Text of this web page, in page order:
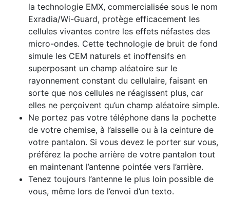
la technologie EMX, commercialisée sous le nom
Exradia/Wi-Guard, protège efficacement les
cellules vivantes contre les effets néfastes des
micro-ondes. Cette technologie de bruit de fond
simule les CEM naturels et inoffensifs en
superposant un champ aléatoire sur le
rayonnement constant du cellulaire, faisant en
sorte que nos cellules ne réagissent plus, car
elles ne perçoivent qu’un champ aléatoire simple.
Ne portez pas votre téléphone dans la pochette
de votre chemise, à l’aisselle ou à la ceinture de
votre pantalon. Si vous devez le porter sur vous,
préférez la poche arrière de votre pantalon tout
en maintenant l’antenne pointée vers l’arrière.
Tenez toujours l’antenne le plus loin possible de
vous, même lors de l’envoi d’un texto.